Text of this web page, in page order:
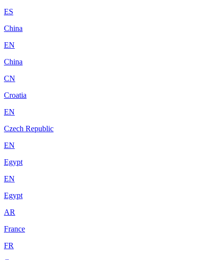
ES
China
EN
China
CN
Croatia
EN
Czech Republic
EN
Egypt
EN
Egypt
AR
France
FR